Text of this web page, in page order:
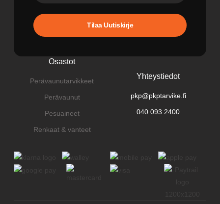
Tilaa Uutiskirje
Osastot
Perävaunutarvikkeet
Perävaunut
Pesuaineet
Renkaat & vanteet
Yhteystiedot
pkp@pkptarvike.fi
040 093 2400